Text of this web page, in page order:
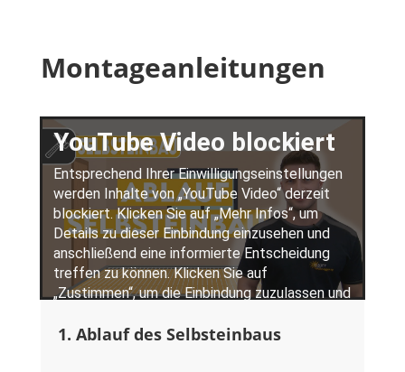
Montageanleitungen
1. Ablauf des Selbsteinbaus